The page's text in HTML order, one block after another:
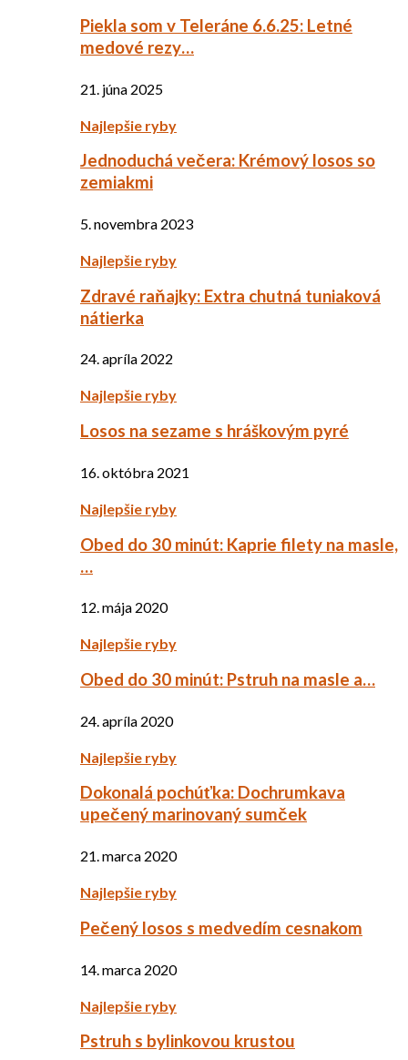
Piekla som v Teleráne 6.6.25: Letné
medové rezy…
21. júna 2025
Najlepšie ryby
Jednoduchá večera: Krémový losos so
zemiakmi
5. novembra 2023
Najlepšie ryby
Zdravé raňajky: Extra chutná tuniaková
nátierka
24. apríla 2022
Najlepšie ryby
Losos na sezame s hráškovým pyré
16. októbra 2021
Najlepšie ryby
Obed do 30 minút: Kaprie filety na masle,
…
12. mája 2020
Najlepšie ryby
Obed do 30 minút: Pstruh na masle a…
24. apríla 2020
Najlepšie ryby
Dokonalá pochúťka: Dochrumkava
upečený marinovaný sumček
21. marca 2020
Najlepšie ryby
Pečený losos s medvedím cesnakom
14. marca 2020
Najlepšie ryby
Pstruh s bylinkovou krustou